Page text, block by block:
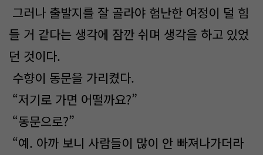
그러나 출발지를 잘 골라야 험난한 여정이 덜 힘
들 거 같다는 생각에 잠깐 쉬며 생각을 하고 있었
던 것이다.
수향이 동문을 가리켰다.
“저기로 가면 어떨까요?”
“동문으로?”
“예. 아까 보니 사람들이 많이 안 빠져나가더라